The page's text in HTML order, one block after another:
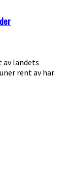
av landets
rent av har